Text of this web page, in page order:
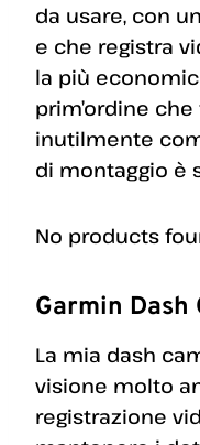
da usare, con
e che registra
la più
prim’ordine
inutilmente
di montaggio è
No products
Garmin Dash
La mia dash
visione molto
registrazione